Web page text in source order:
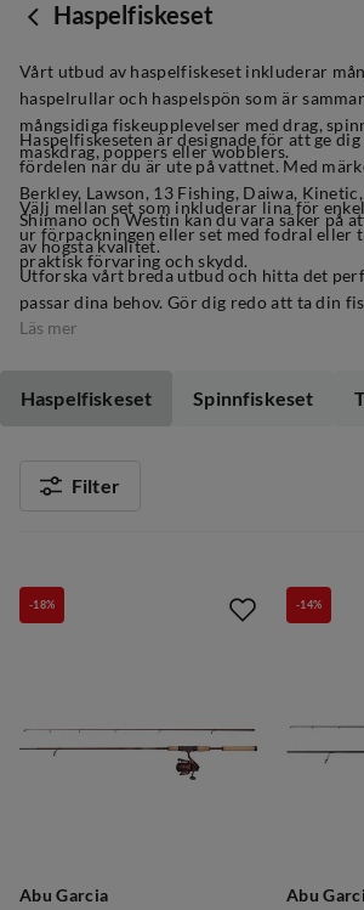
Haspelfiskeset
Vårt utbud av haspelfiskeset inkluderar
haspelrullar och haspelspön som är
mångsidiga fiskeupplevelser med drag,
maskdrag, poppers eller wobblers.
Haspelfiskeseten är designade för att ge
fördelen när du är ute på vattnet. Med
Berkley, Lawson, 13 Fishing, Daiwa, Kinetic,
Shimano och Westin kan du vara säker på
av högsta kvalitet.
Välj mellan set som inkluderar lina för
ur förpackningen eller set med fodral eller
praktisk förvaring och skydd.
Utforska vårt breda utbud och hitta det
passar dina behov. Gör dig redo att ta din
nya höjder. Klicka nu för att utforska vårt
Läs mer
Haspelfiskeset Spinnfiskeset
Filter
Abu Garcia
-18%
Abu
-14%